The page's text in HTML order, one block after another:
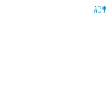
記